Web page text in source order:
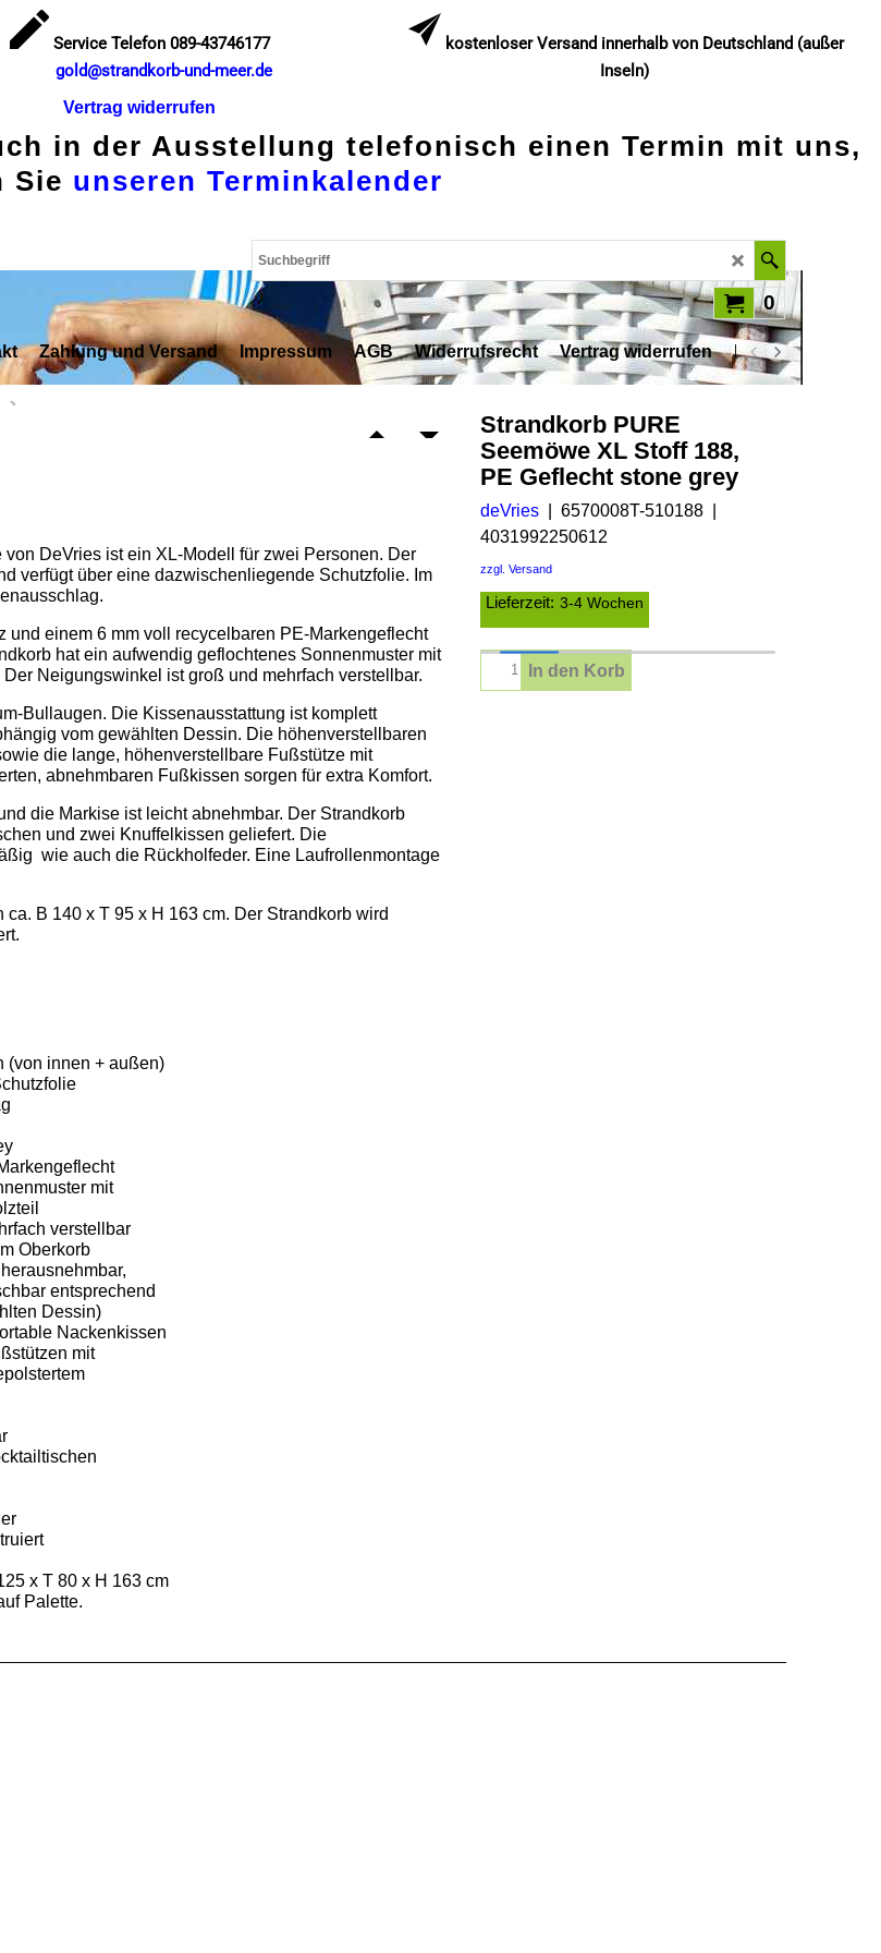
Service Telefon 089-43746177
gold@strandkorb-und-meer.de
Vertrag widerrufen
kostenloser Versand innerhalb von Deutschland (außer
Inseln)
in der Ausstellung telefonisch einen Termin mit uns,
Sie unseren Terminkalender
0
Zahlung und Versand Impressum AGB Widerrufsrecht Vertrag widerrufen Datenschutz
Strandkorb PURE
Seemöwe XL Stoff 188,
PE Geflecht stone grey
deVries
6570008T-510188
4031992250612
zzgl. Versand
Lieferzeit: 3-4 Wochen
In den Korb
DeVries ist ein XL-Modell für zwei Personen. Der
verfügt über eine dazwischenliegende Schutzfolie. Im
und einem 6 mm voll recycelbaren PE-Markengeflecht
hat ein aufwendig geflochtenes Sonnenmuster mit
Neigungswinkel ist groß und mehrfach verstellbar.
Bullaugen. Die Kissenausstattung ist komplett
vom gewählten Dessin. Die höhenverstellbaren
die lange, höhenverstellbare Fußstütze mit
abnehmbaren Fußkissen sorgen für extra Komfort.
die Markise ist leicht abnehmbar. Der Strandkorb
und zwei Knuffelkissen geliefert. Die
wie auch die Rückholfeder. Eine Laufrollenmontage
B 140 x T 95 x H 163 cm. Der Strandkorb wird
(von innen + außen)
mit
verstellbar
Oberkorb
entsprechend
Dessin)
Nackenkissen
mit
x T 80 x H 163 cm
Palette.